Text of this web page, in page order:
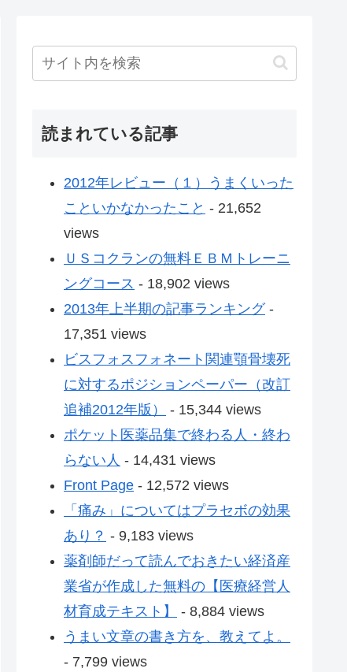
読まれている記事
2012年レビュー（１）うまくいった
こといかなかったこと - 21,652
views
ＵＳコクランの無料ＥＢＭトレーニ
ングコース - 18,902 views
2013年上半期の記事ランキング-
17,351 views
ビスフォスフォネート関連顎骨壊死
に対するポジションペーパー（改訂
追補2012年版）
- 15,344 views
ポケット医薬品集で終わる人・終わ
らない人 - 14,431 views
Front Page - 12,572 views
「痛み」についてはプラセボの効果
あり？ - 9,183 views
薬剤師だって読んでおきたい経済産
業省が作成した無料の【医療経営人
材育成テキスト】
- 8,884 views
うまい文章の書き方を、教えてよ。
- 7,799 views